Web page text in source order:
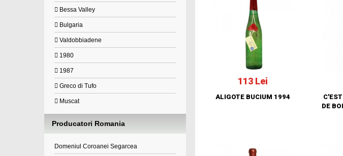
Bessa Valley
Bulgaria
Valdobbiadene
1980
1987
Greco di Tufo
Muscat
Producatori Romania
Domeniul Coroanei Segarcea
113 Lei
ALIGOTE BUCIUM 1994
DE